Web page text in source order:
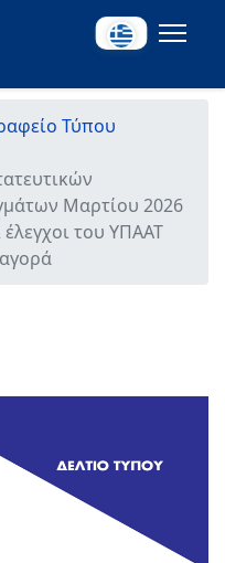
Τύπου
Μαρτίου 2026
του ΥΠΑΑΤ